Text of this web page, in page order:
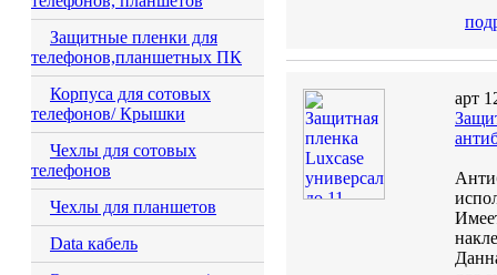
Защитные пленки для
телефонов,планшетных ПК
Корпуса для сотовых
телефонов/ Крышки
Чехлы для сотовых
телефонов
Чехлы для планшетов
Data кабель
арт